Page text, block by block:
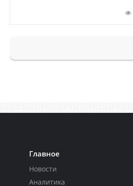
Главное
Новости
Аналитика